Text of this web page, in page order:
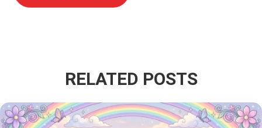
RELATED POSTS